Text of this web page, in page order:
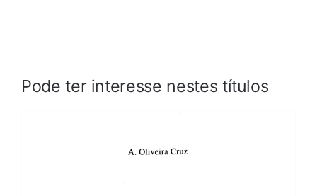
Pode ter interesse nestes títulos